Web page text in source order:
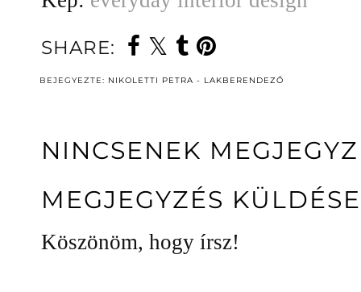
SHARE:
BEJEGYEZTE: NIKOLETTI PETRA - LAKBERENDEZŐ
NINCSENEK
MEGJEGYZÉS KÜLDÉSE
Köszönöm, hogy írsz!